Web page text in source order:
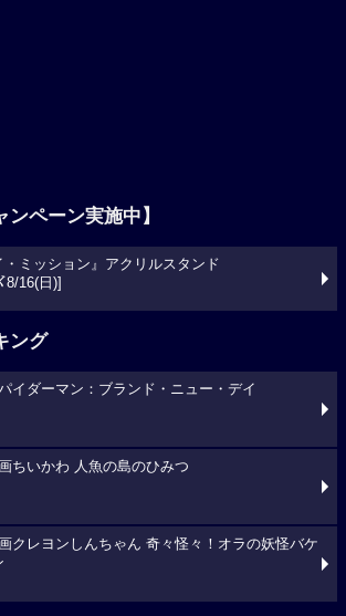
ンペーン実施中】
・ミッション』アクリルスタンド
8/16(日)]
ング
イダーマン：ブランド・ニュー・デイ
ちいかわ 人魚の島のひみつ
クレヨンしんちゃん 奇々怪々！オラの妖怪バケ